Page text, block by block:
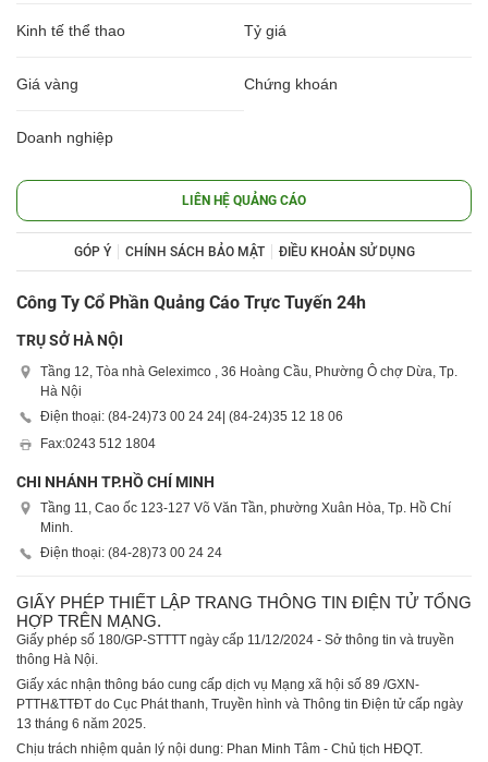
Kinh tế thể thao Tỷ giá
Giá vàng Chứng khoán
Doanh nghiệp
LIÊN HỆ QUẢNG CÁO
GÓP Ý CHÍNH SÁCH BẢO MẬT ĐIỀU KHOẢN SỬ DỤNG
Công Ty Cổ Phần Quảng Cáo Trực Tuyến 24h
TRỤ SỞ HÀ NỘI
Tầng 12, Tòa nhà Geleximco , 36 Hoàng Cầu, Phường Ô chợ Dừa, Tp.
Hà Nội
Điện thoại: (84-24)73 00 24 24 | (84-24)35 12 18 06
Fax:0243 512 1804
CHI NHÁNH TP.HỒ CHÍ MINH
Tầng 11, Cao ốc 123-127 Võ Văn Tần, phường Xuân Hòa, Tp. Hồ Chí
Minh.
Điện thoại: (84-28)73 00 24 24
GIẤY PHÉP THIẾT LẬP TRANG THÔNG TIN ĐIỆN TỬ TỔNG
HỢP TRÊN MẠNG.
Giấy phép số 180/GP-STTTT ngày cấp 11/12/2024 - Sở thông tin và truyền
thông Hà Nội.
Giấy xác nhận thông báo cung cấp dịch vụ Mạng xã hội số 89 /GXN-
PTTH&TTĐT do Cục Phát thanh, Truyền hình và Thông tin Điện tử cấp ngày
13 tháng 6 năm 2025.
Chịu trách nhiệm quản lý nội dung: Phan Minh Tâm - Chủ tịch HĐQT.